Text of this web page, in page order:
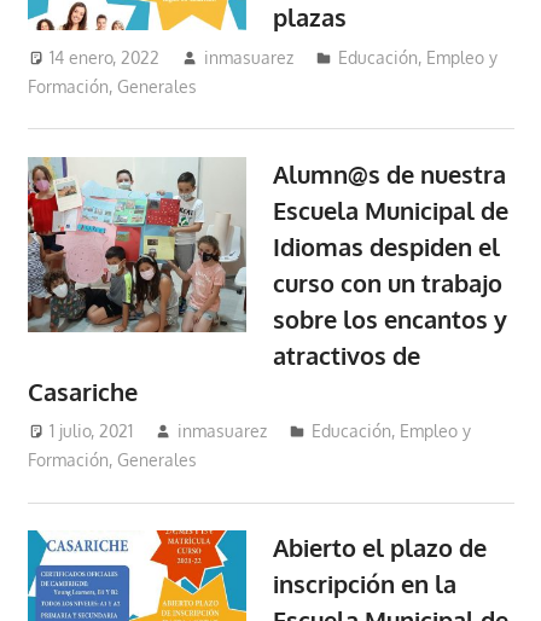
plazas
14 enero, 2022 inmasuarez
Educación, Empleo y
Formación, Generales
Alumn@s de nuestra
Escuela Municipal de
Idiomas despiden el
curso con un trabajo
sobre los encantos y
atractivos de
Casariche
1 julio, 2021 inmasuarez
Educación, Empleo y
Formación, Generales
Abierto el plazo de
inscripción en la